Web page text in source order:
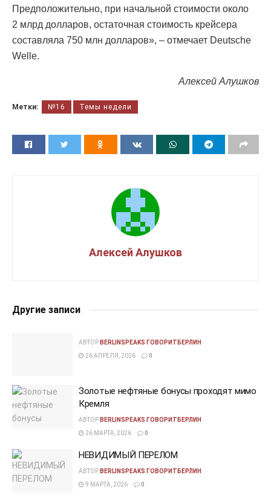
Предположительно, при начальной стоимости около
2 млрд долларов, остаточная стоимость крейсера
составляла 750 млн долларов», – отмечает Deutsche
Welle.
Алексей Алушков
Метки: №16 Темы недели
Алексей Алушков
Другие записи
АВТОР BERLINSPEAKS ГОВОРИТБЕРЛИН
26 АПРЕЛЯ, 2026
0
Золотые нефтяные бонусы проходят мимо
Кремля
АВТОР BERLINSPEAKS ГОВОРИТБЕРЛИН
26 МАРТА, 2026
0
НЕВИДИМЫЙ ПЕРЕЛОМ
АВТОР BERLINSPEAKS ГОВОРИТБЕРЛИН
9 МАРТА, 2026
0